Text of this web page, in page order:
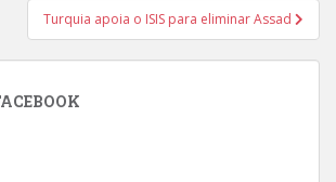
Turquia apoia o ISIS para eliminar Assad